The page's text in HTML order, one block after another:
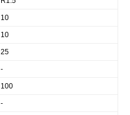
10
10
25
-
100
-